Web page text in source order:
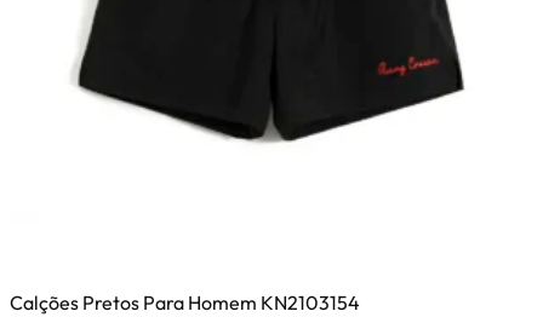
Calções Pretos Para Homem KN2103154